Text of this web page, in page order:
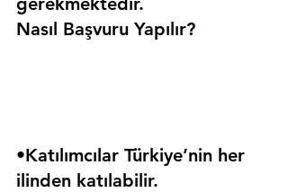
Nasıl Başvuru Yapılır?
•Katılımcılar Türkiye’nin her
ilinden katılabilir.